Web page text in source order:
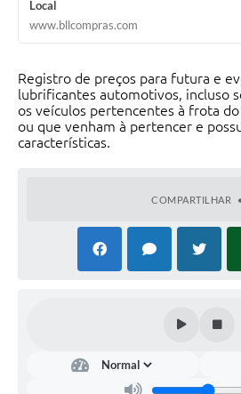
Local
www.bllcompras.com
Registro de preços para futura e
lubrificantes automotivos, incluso
os veículos pertencentes à frota
ou que venham à pertencer e
características.
COMPARTILHAR